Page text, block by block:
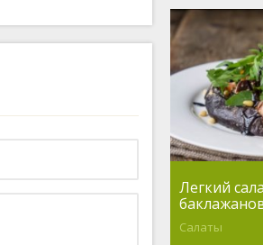
Легкий
Салаты